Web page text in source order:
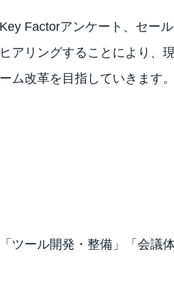
Factorアンケート、セー
アリングすることにより、
ム改革を目指していきます。
ツール開発・整備」「会議